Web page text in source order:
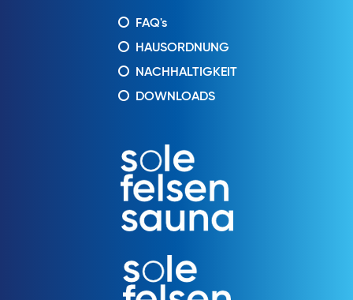
FAQ's
HAUSORDNUNG
NACHHALTIGKEIT
DOWNLOADS